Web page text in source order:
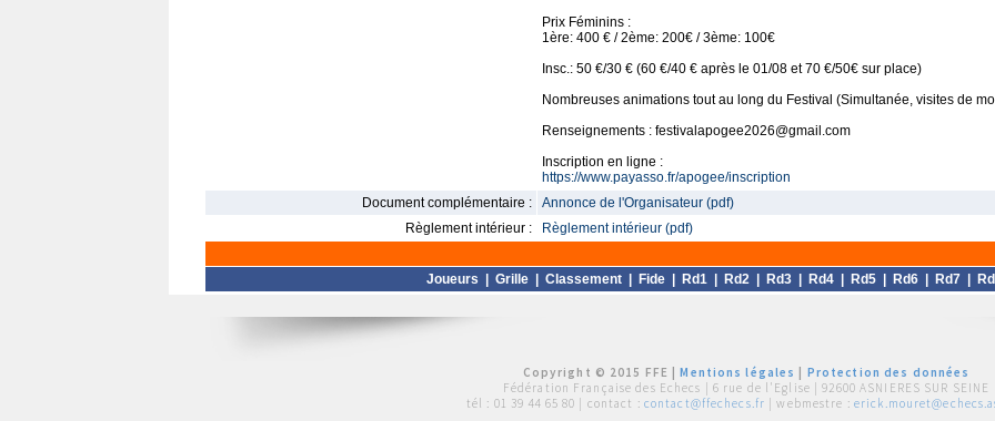
Prix Féminins :
1ère: 400 € / 2ème: 200€ / 3ème: 100€
Insc.: 50 €/30 € (60 €/40 € après le 01/08 et 70 €/50€ sur place)
Nombreuses animations tout au long du Festival (Simultanée, visites de
Renseignements : festivalapogee2026@gmail.com
Inscription en ligne :
https://www.payasso.fr/apogee/inscription
Document complémentaire :
Annonce de l'Organisateur (pdf)
Règlement intérieur :
Règlement intérieur (pdf)
Joueurs Grille Classement Fide Rd1 Rd2 Rd3 Rd4 Rd5 Rd6 Rd7
Copyright © 2015 FFE |Mentions légales
Protection des données
Fédération Française des Echecs | 6 rue de l'Eglise | 92600 ASNIERES SUR SEINE
tél : 01 39 44 65 80 | contact : contact@ffechecs.fr | webmestre :